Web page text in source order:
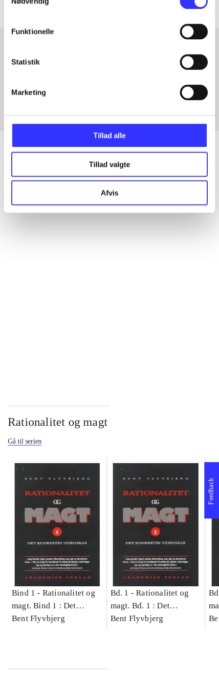
Funktionelle
Statistik
Marketing
Tillad alle
Tillad valgte
Afvis
Artikler med samme emner
Artikler
Alle registrerede artikler fordelt på udgivelser
Rationalitet og magt
Gå til serien
Bind 1 - Rationalitet og
magt. Bind 1 : Det
konkretes videnskab
Bent Flyvbjerg
Bd. 1 -Rationalitet og
magt. Bd. 1 : Det
konkretes videnskab
Bent Flyvbjerg
Feedback